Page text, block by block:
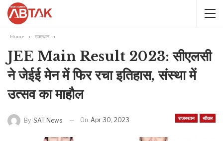
Home राजस्थान
JEE Main Result 2023: सीएलसी
ने जेईई मेन में फिर रचा इतिहास, संस्था में
उत्सव का माहौल
राजस्थान सीकर
By SAT News On Apr 30, 2023